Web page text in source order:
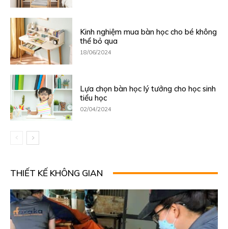
Kinh nghiệm mua bàn học cho bé không
thể bỏ qua
18/06/2024
Lựa chọn bàn học lý tưởng cho học sinh
tiểu học
02/04/2024
THIẾT KẾ KHÔNG GIAN